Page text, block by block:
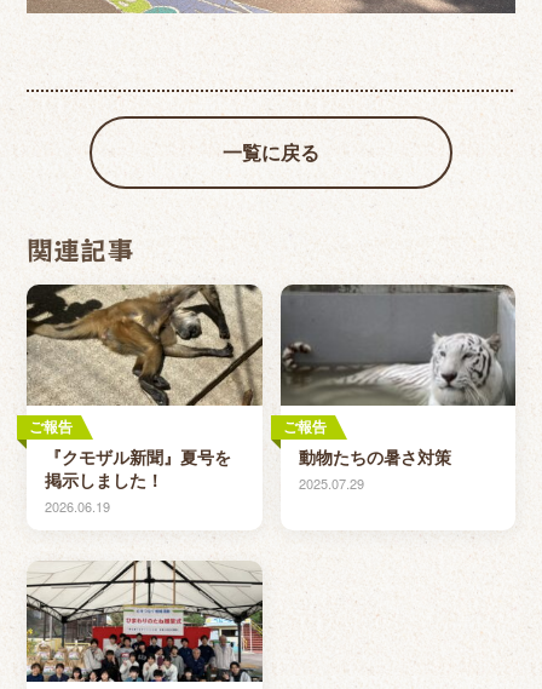
一覧に戻る
関連記事
ご報告
『クモザル新聞』夏号を
掲示しました！
2026.06.19
ご報告
動物たちの暑さ対策
2025.07.29